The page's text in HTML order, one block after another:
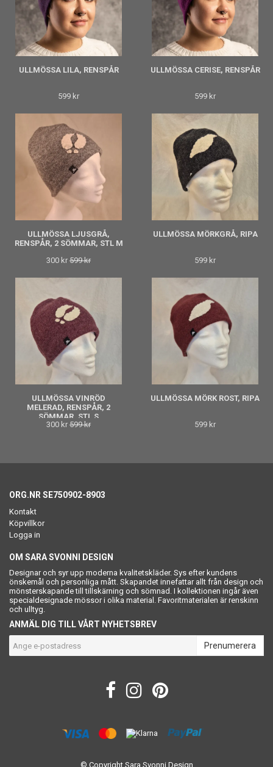
ULLMÖSSA LILA, RENSPÅR
599 kr
ULLMÖSSA CERISE, RENSPÅR
599 kr
ULLMÖSSA LJUSGRÅ,
RENSPÅR, 2 SÖMMAR, STL M
300 kr 599 kr
ULLMÖSSA MÖRKGRÅ, RIPA
599 kr
ULLMÖSSA VINRÖD
MELERAD, RENSPÅR, 2
SÖMMAR, STL S
300 kr 599 kr
ULLMÖSSA MÖRK ROST, RIPA
599 kr
ORG.NR SE750902-8903
Kontakt
Köpvillkor
Logga in
OM SARA SVONNI DESIGN
Designar och syr upp moderna kvalitetskläder. Sys efter kundens
önskemål och personliga mått. Skapandet innefattar allt från design och
mönsterskapande till tillskärning och sömnad. I kollektionen ingår även
specialdesignade mössor i olika material. Favoritmaterialen är renskinn
och ulltyg.
ANMÄL DIG TILL VÅRT NYHETSBREV
Prenumerera
© Copyright Sara Svonni Design